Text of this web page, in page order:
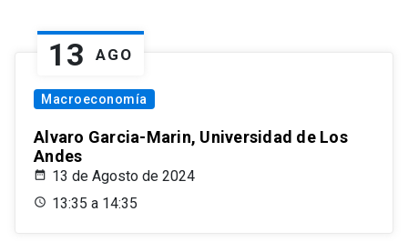
13 AGO
Macroeconomía
Alvaro Garcia-Marin, Universidad de Los
Andes
13 de Agosto de 2024
13:35 a 14:35